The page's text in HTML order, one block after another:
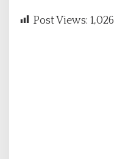
Post Views: 1,026